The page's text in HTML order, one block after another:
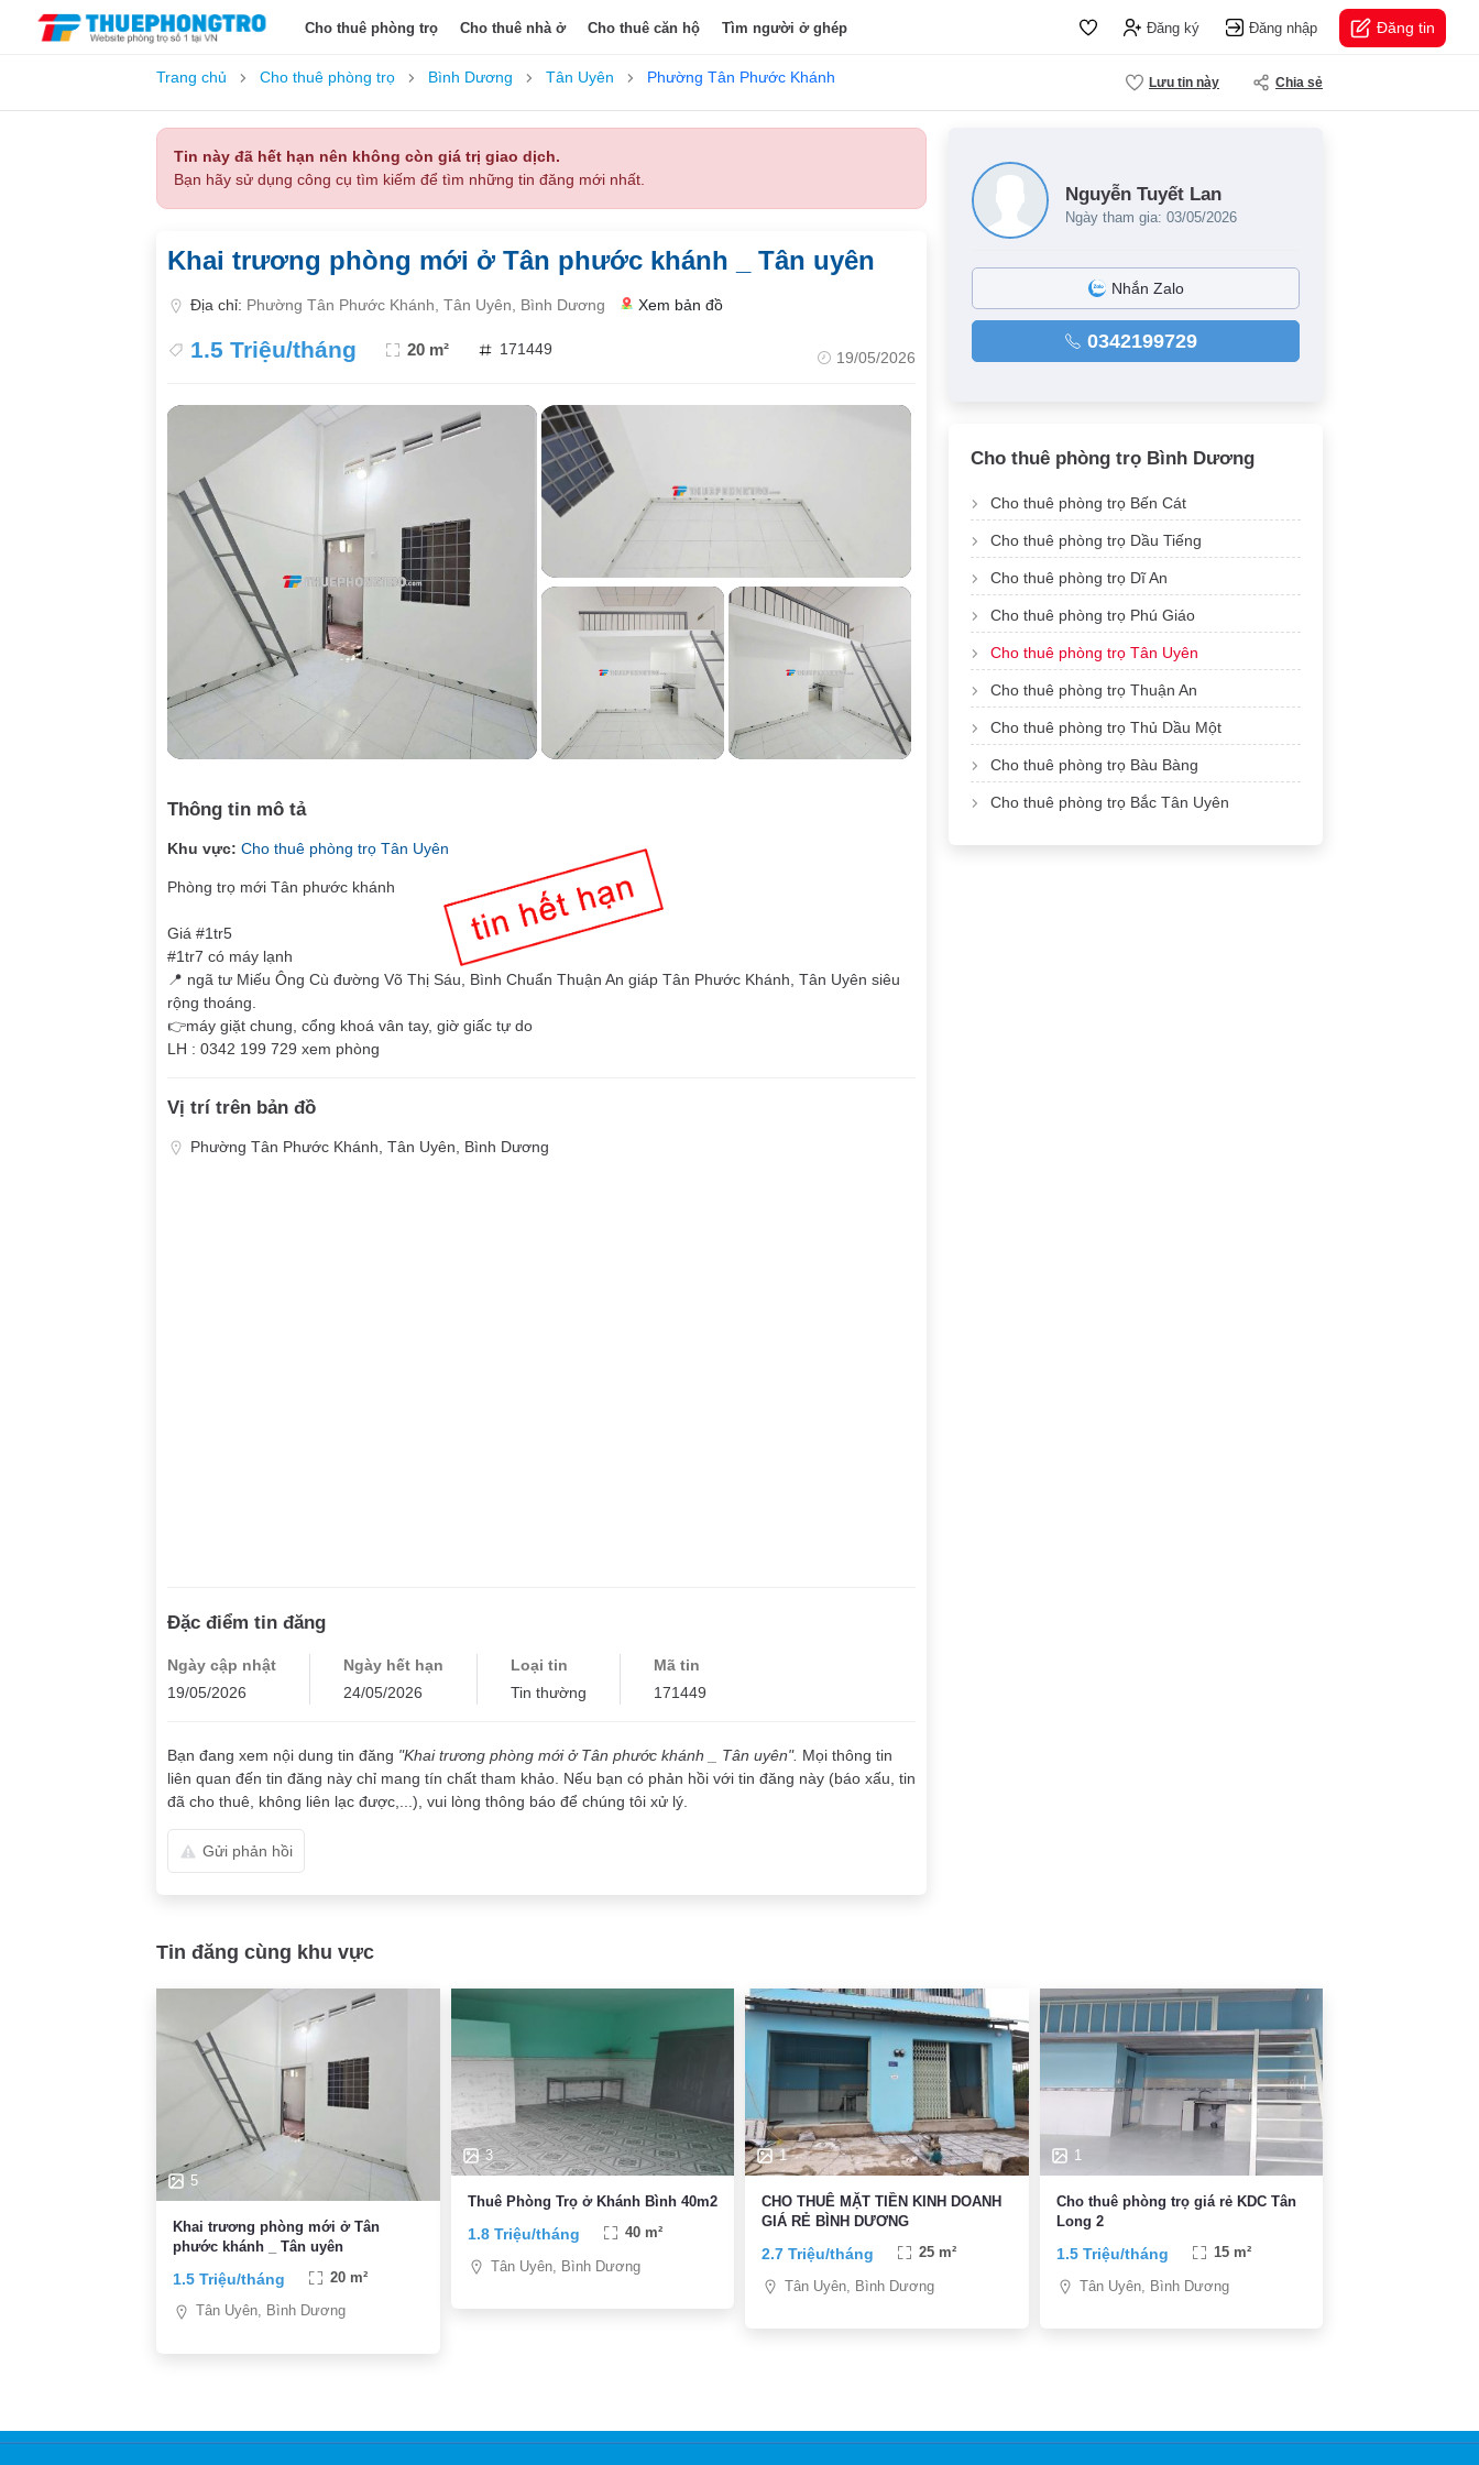
Cho thuê phòng trọ Cho thuê nhà ở Cho thuê căn hộ Tìm người ở ghép Đăng ký Đăng nhập Đăng tin
Trang chủ Cho thuê phòng trọ Bình Dương Tân Uyên Phường Tân Phước Khánh Lưu tin này Chia sẻ
Tin này đã hết hạn nên không còn giá trị giao dịch.
Bạn hãy sử dụng công cụ tìm kiếm để tìm những tin đăng mới nhất.
Khai trương phòng mới ở Tân phước khánh _ Tân uyên
Địa chỉ: Phường Tân Phước Khánh, Tân Uyên, Bình Dương Xem bản đồ
1.5 Triệu/tháng 20 m² 171449 19/05/2026
Thông tin mô tả
Khu vực: Cho thuê phòng trọ Tân Uyên
Phòng trọ mới Tân phước khánh
Giá #1tr5
#1tr7 có máy lạnh
📍 ngã tư Miếu Ông Cù đường Võ Thị Sáu, Bình Chuẩn Thuận An giáp Tân Phước Khánh, Tân Uyên siêu
rộng thoáng.
👉máy giặt chung, cổng khoá vân tay, giờ giấc tự do
LH : 0342 199 729 xem phòng
Vị trí trên bản đồ
Phường Tân Phước Khánh, Tân Uyên, Bình Dương
Đặc điểm tin đăng
Ngày cập nhật
19/05/2026
Ngày hết hạn
24/05/2026
Loại tin
Tin thường
Mã tin
171449
Bạn đang xem nội dung tin đăng "Khai trương phòng mới ở Tân phước khánh _ Tân uyên". Mọi thông tin
liên quan đến tin đăng này chỉ mang tín chất tham khảo. Nếu bạn có phản hồi với tin đăng này (báo xấu, tin
đã cho thuê, không liên lạc được,...), vui lòng thông báo để chúng tôi xử lý.
Gửi phản hồi
Nguyễn Tuyết Lan
Ngày tham gia: 03/05/2026
Nhắn Zalo
0342199729
Cho thuê phòng trọ Bình Dương
Cho thuê phòng trọ Bến Cát
Cho thuê phòng trọ Dầu Tiếng
Cho thuê phòng trọ Dĩ An
Cho thuê phòng trọ Phú Giáo
Cho thuê phòng trọ Tân Uyên
Cho thuê phòng trọ Thuận An
Cho thuê phòng trọ Thủ Dầu Một
Cho thuê phòng trọ Bàu Bàng
Cho thuê phòng trọ Bắc Tân Uyên
Tin đăng cùng khu vực
5
Khai trương phòng mới ở Tân
phước khánh _ Tân uyên
1.5 Triệu/tháng 20 m²
Tân Uyên, Bình Dương
3
Thuê Phòng Trọ ở Khánh Bình 40m2
1.8 Triệu/tháng 40 m²
Tân Uyên, Bình Dương
1
CHO THUÊ MẶT TIỀN KINH DOANH
GIÁ RẺ BÌNH DƯƠNG
2.7 Triệu/tháng 25 m²
Tân Uyên, Bình Dương
1
Cho thuê phòng trọ giá rẻ KDC Tân
Long 2
1.5 Triệu/tháng 15 m²
Tân Uyên, Bình Dương